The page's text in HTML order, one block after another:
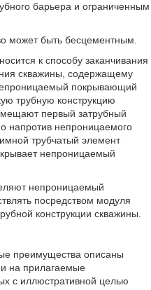
барьера и ограниченным
может быть бесцементным.
к способу заканчивания
скважины, содержащему
покрывающий
трубную конструкцию
первый затрубный
напротив непроницаемого
трубчатый элемент
непроницаемый
непроницаемый
посредством модуля
конструкции скважины.
преимущества описаны
на прилагаемые
с иллюстративной целью